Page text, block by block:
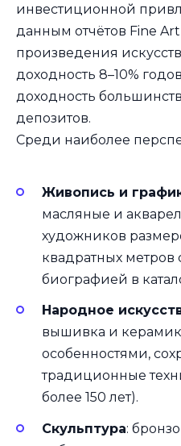
инвестиционной
данным отчётов Fine
произведения
доходность 8–10%
доходность
депозитов.
Среди наиболее
Живопись и
масляные и
художников
квадратных
биографией в
Народное
вышивка и
особенностями,
традиционные
более 150 лет).
Скульптура: